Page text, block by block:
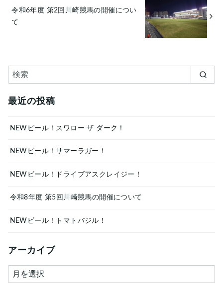
令和6年度 第2回川崎競馬の開催につい
て
最近の投稿
NEWビール！スワロー ザ ダーク！
NEWビール！サマーラガー！
NEWビール！ドライブアスクレイジー！
令和8年度 第5回川崎競馬の開催について
NEWビール！トマトバジル！
アーカイブ
ア
ー